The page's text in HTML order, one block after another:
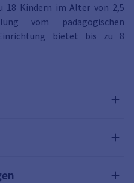
18 Kindern im Alter von 2,5
vom pädagogischen
bietet bis zu 8